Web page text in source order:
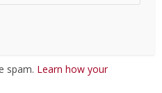
spam. Learn how your